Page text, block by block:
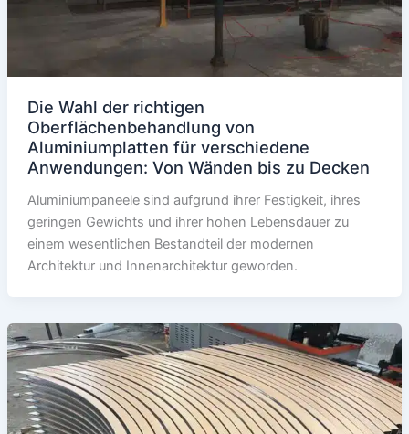
Die Wahl der richtigen
Oberflächenbehandlung von
Aluminiumplatten für verschiedene
Anwendungen: Von Wänden bis zu Decken
Aluminiumpaneele sind aufgrund ihrer Festigkeit, ihres
geringen Gewichts und ihrer hohen Lebensdauer zu
einem wesentlichen Bestandteil der modernen
Architektur und Innenarchitektur geworden.